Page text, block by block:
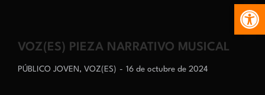
VOZ(ES) PIEZA NARRATIVO MUSICAL
PÚBLICO JOVEN , VOZ(ES) 16 de octubre de 2024